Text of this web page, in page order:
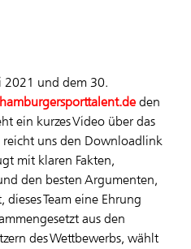
2021 und dem 30.
den
ein kurzes Video über das
uns den Downloadlink
mit klaren Fakten,
den besten Argumenten,
dieses Team eine Ehrung
aus den
des Wettbewerbs, wählt